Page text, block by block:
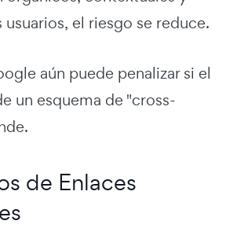
el riesgo se reduce.
aún puede penalizar si el
un esquema de "cross-
de Enlaces